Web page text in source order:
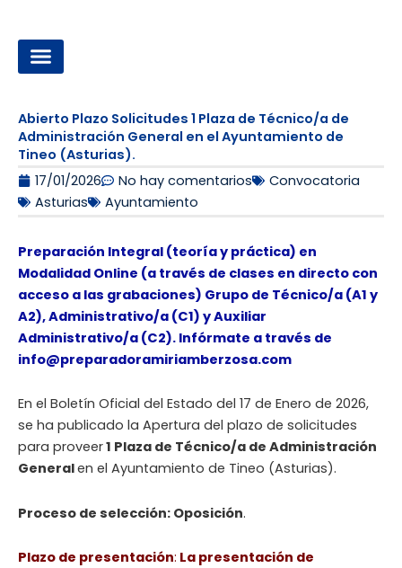
contenido
Abierto Plazo Solicitudes 1 Plaza de Técnico/a de
Administración General en el Ayuntamiento de
Tineo (Asturias).
17/01/2026
No hay comentarios
Convocatoria
Asturias
Ayuntamiento
Preparación Integral (teoría y práctica) en
Modalidad Online (a través de clases en directo con
acceso a las grabaciones) Grupo de Técnico/a (A1 y
A2), Administrativo/a (C1) y Auxiliar
Administrativo/a (C2). Infórmate a través de
info@preparadoramiriamberzosa.com
En el Boletín Oficial del Estado del 17 de Enero de 2026,
se ha publicado la Apertura del plazo de solicitudes
para proveer1 Plaza de Técnico/a de Administración
Generalen el Ayuntamiento de Tineo (Asturias).
Proceso de selección: Oposición.
Plazo de presentación: La presentación de